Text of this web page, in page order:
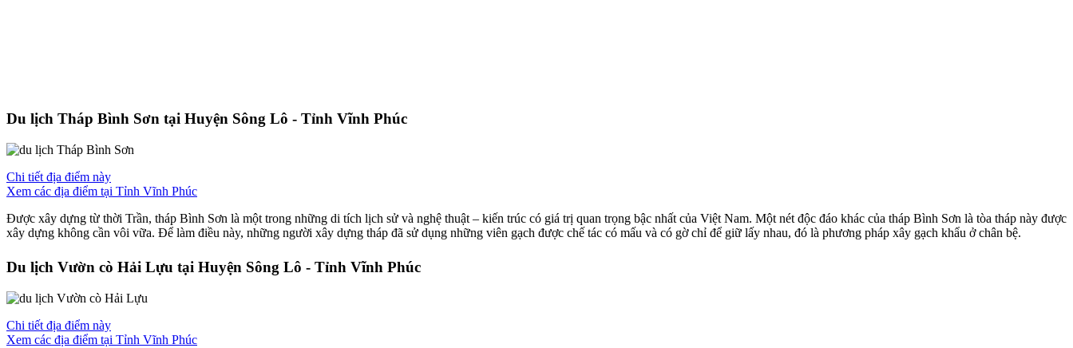
Du lịch Tháp Bình Sơn tại Huyện Sông Lô - Tỉnh Vĩnh Phúc
Chi tiết địa điểm này
Xem các địa điểm tại Tỉnh Vĩnh Phúc
Được xây dựng từ thời Trần, tháp Bình Sơn là một trong những di tích lịch sử và nghệ thuật – kiến trúc có giá trị quan trọng bậc nhất của Việt Nam. Một nét độc đáo khác của tháp Bình Sơn là tòa tháp này được
xây dựng không cần vôi vữa. Để làm điều này, những người xây dựng tháp đã sử dụng những viên gạch được chế tác có mấu và có gờ chỉ để giữ lấy nhau, đó là phương pháp xây gạch khẩu ở chân bệ.
Du lịch Vườn cò Hải Lựu tại Huyện Sông Lô - Tỉnh Vĩnh Phúc
Chi tiết địa điểm này
Xem các địa điểm tại Tỉnh Vĩnh Phúc